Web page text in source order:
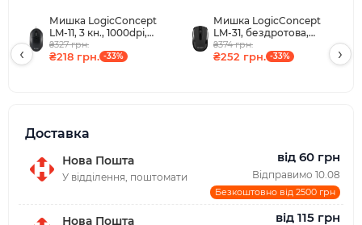
Мишка LogicConcept
LM-11, 3 кн., 1000dpi,
чорна
₴327 грн.
₴218 грн. -33%
Мишка LogicConcept
LM-31, бездротова,
1200dpi, 3кн., USB, чорна
₴374 грн.
₴252 грн. -33%
‹ ›
Доставка
Нова Пошта
У відділення, поштомати
від 60 грн
Відправимо 10.08
Безкоштовно від 2500 грн
Нова Пошта від 115 грн